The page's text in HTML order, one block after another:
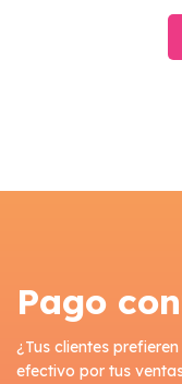
Pago
¿Tus clientes
efectivo por tus